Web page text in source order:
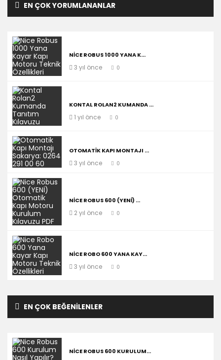
EN ÇOK YORUMLANANLAR
NICE ROBUS 1000 YANA K...
3 yıl önce 0
KONTAL ROLAN2 KUMANDA ...
1 yıl önce 0
OTOMATIK KAPI MONTAJI ...
3 yıl önce 0
NICE ROBUS 600 (YENİ) ...
2 yıl önce 0
NICE ROBO 600 YANA KAY...
3 yıl önce 0
EN ÇOK BEĞENILENLER
NICE ROBUS 600 KURULUM...